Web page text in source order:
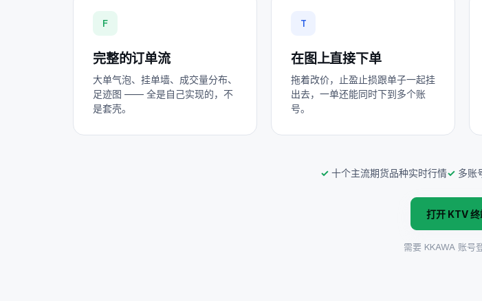
F
完整的订单流
大单气泡、挂单墙、成交量分布、
足迹图 —— 全是自己实现的，不
是套壳。
T
在图上直接下单
拖着改价，止盈止损跟单子一起挂
出去，一单还能同时下到多个账
号。
✓ 十个主流期货品种实时行情✓ 多账
打开 KTV 终
需要 KKAWA 账号